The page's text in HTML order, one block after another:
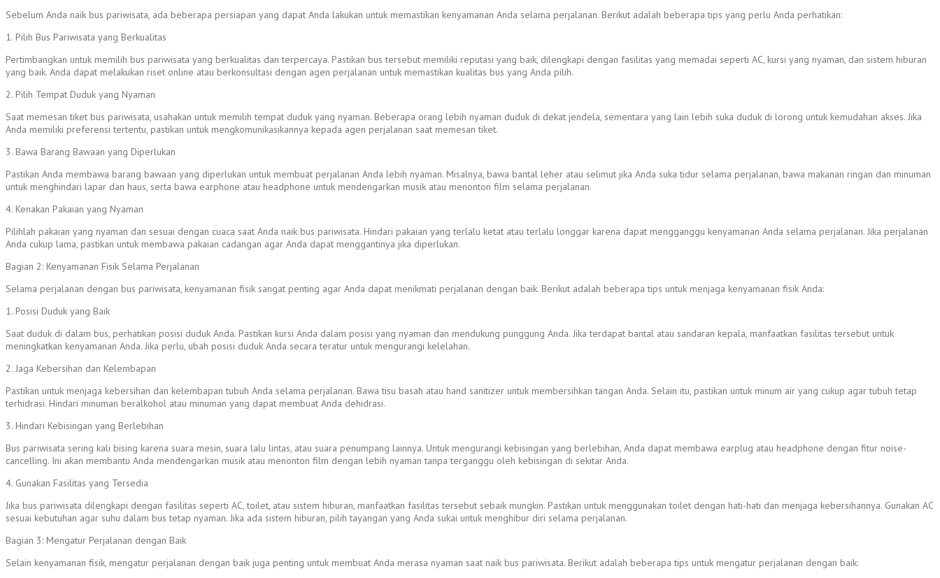
Sebelum Anda naik bus pariwisata, ada beberapa persiapan yang dapat Anda lakukan untuk memastikan kenyamanan Anda selama perjalanan. Berikut adalah beberapa tips yang perlu Anda perhatikan:
1. Pilih Bus Pariwisata yang Berkualitas
Pertimbangkan untuk memilih bus pariwisata yang berkualitas dan terpercaya. Pastikan bus tersebut memiliki reputasi yang baik, dilengkapi dengan fasilitas yang memadai seperti AC, kursi yang nyaman, dan sistem hiburan
yang baik. Anda dapat melakukan riset online atau berkonsultasi dengan agen perjalanan untuk memastikan kualitas bus yang Anda pilih.
2. Pilih Tempat Duduk yang Nyaman
Saat memesan tiket bus pariwisata, usahakan untuk memilih tempat duduk yang nyaman. Beberapa orang lebih nyaman duduk di dekat jendela, sementara yang lain lebih suka duduk di lorong untuk kemudahan akses. Jika
Anda memiliki preferensi tertentu, pastikan untuk mengkomunikasikannya kepada agen perjalanan saat memesan tiket.
3. Bawa Barang Bawaan yang Diperlukan
Pastikan Anda membawa barang bawaan yang diperlukan untuk membuat perjalanan Anda lebih nyaman. Misalnya, bawa bantal leher atau selimut jika Anda suka tidur selama perjalanan, bawa makanan ringan dan minuman
untuk menghindari lapar dan haus, serta bawa earphone atau headphone untuk mendengarkan musik atau menonton film selama perjalanan.
4. Kenakan Pakaian yang Nyaman
Pilihlah pakaian yang nyaman dan sesuai dengan cuaca saat Anda naik bus pariwisata. Hindari pakaian yang terlalu ketat atau terlalu longgar karena dapat mengganggu kenyamanan Anda selama perjalanan. Jika perjalanan
Anda cukup lama, pastikan untuk membawa pakaian cadangan agar Anda dapat menggantinya jika diperlukan.
Bagian 2: Kenyamanan Fisik Selama Perjalanan
Selama perjalanan dengan bus pariwisata, kenyamanan fisik sangat penting agar Anda dapat menikmati perjalanan dengan baik. Berikut adalah beberapa tips untuk menjaga kenyamanan fisik Anda:
1. Posisi Duduk yang Baik
Saat duduk di dalam bus, perhatikan posisi duduk Anda. Pastikan kursi Anda dalam posisi yang nyaman dan mendukung punggung Anda. Jika terdapat bantal atau sandaran kepala, manfaatkan fasilitas tersebut untuk
meningkatkan kenyamanan Anda. Jika perlu, ubah posisi duduk Anda secara teratur untuk mengurangi kelelahan.
2. Jaga Kebersihan dan Kelembapan
Pastikan untuk menjaga kebersihan dan kelembapan tubuh Anda selama perjalanan. Bawa tisu basah atau hand sanitizer untuk membersihkan tangan Anda. Selain itu, pastikan untuk minum air yang cukup agar tubuh tetap
terhidrasi. Hindari minuman beralkohol atau minuman yang dapat membuat Anda dehidrasi.
3. Hindari Kebisingan yang Berlebihan
Bus pariwisata sering kali bising karena suara mesin, suara lalu lintas, atau suara penumpang lainnya. Untuk mengurangi kebisingan yang berlebihan, Anda dapat membawa earplug atau headphone dengan fitur noise-
cancelling. Ini akan membantu Anda mendengarkan musik atau menonton film dengan lebih nyaman tanpa terganggu oleh kebisingan di sekitar Anda.
4. Gunakan Fasilitas yang Tersedia
Jika bus pariwisata dilengkapi dengan fasilitas seperti AC, toilet, atau sistem hiburan, manfaatkan fasilitas tersebut sebaik mungkin. Pastikan untuk menggunakan toilet dengan hati-hati dan menjaga kebersihannya. Gunakan AC
sesuai kebutuhan agar suhu dalam bus tetap nyaman. Jika ada sistem hiburan, pilih tayangan yang Anda sukai untuk menghibur diri selama perjalanan.
Bagian 3: Mengatur Perjalanan dengan Baik
Selain kenyamanan fisik, mengatur perjalanan dengan baik juga penting untuk membuat Anda merasa nyaman saat naik bus pariwisata. Berikut adalah beberapa tips untuk mengatur perjalanan dengan baik: